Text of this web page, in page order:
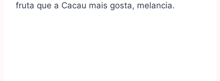
fruta que a Cacau mais gosta, melancia.